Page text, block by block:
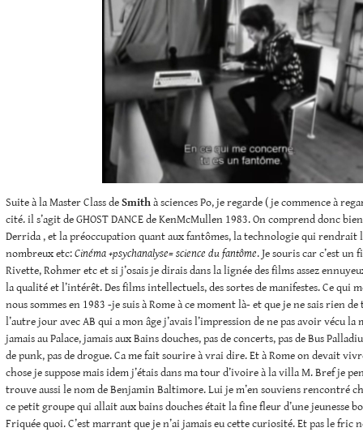
Suite à la Master Class deSmithà sciences Po, je regarde ( je commence à
cité. il s’agit de GHOST DANCE de KenMcMullen 1983. On comprend donc
Derrida , et la préoccupation quant aux fantômes, la technologie qui rendrait
nombreux etc:Cinéma +psychanalyse= science du fantôme. Je souris car c’est un
Rivette, Rohmer etc et si j’osais je dirais dans la lignée des films assez
la qualité et l’intérêt. Des films intellectuels, des sortes de manifestes. Ce qui
nous sommes en 1983 -je suis à Rome à ce moment là- et que je ne sais rien
l’autre jour avec AB qui a mon âge j’avais l’impression de ne pas avoir vécu la
jamais au Palace, jamais aux Bains douches, pas de concerts, pas de Bus
de punk, pas de drogue. Ca me fait sourire à vrai dire. Et à Rome on devait
chose je suppose mais idem j’étais dans ma tour d’ivoire à la villa M. Bref je
trouve aussi le nom de Benjamin Baltimore. Lui je m’en souviens rencontré
ce petit groupe qui allait aux bains douches était la fine fleur d’une jeunesse
Friquée quoi. C’est marrant que je n’ai jamais eu cette curiosité. Et pas le fric